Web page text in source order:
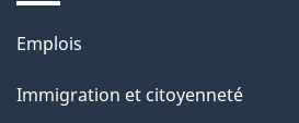
e
Thèmes
sujets
Emplois
Immigration et citoyenneté